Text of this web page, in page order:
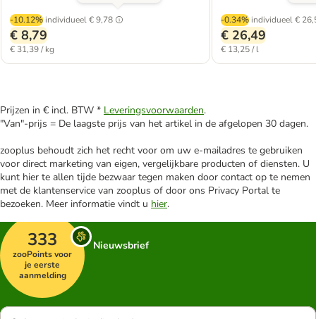
-10.12% individueel€ 9,78
€ 8,79
€ 31,39 / kg
-0.34% individueel €
€ 26,49
€ 13,25 / l
Prijzen in € incl. BTW * Leveringsvoorwaarden.
"Van"-prijs = De laagste prijs van het artikel in de afgelopen 30 dagen.
zooplus behoudt zich het recht voor om uw e-mailadres te gebruiken
voor direct marketing van eigen, vergelijkbare producten of diensten. U
kunt hier te allen tijde bezwaar tegen maken door contact op te nemen
met de klantenservice van zooplus of door ons Privacy Portal te
bezoeken. Meer informatie vindt u hier.
333
zooPoints voor
je eerste
aanmelding
Nieuwsbrief